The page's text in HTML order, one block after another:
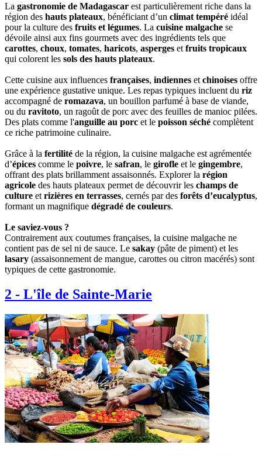
La gastronomie de Madagascar est particulièrement riche dans la
région des hauts plateaux, bénéficiant d’un climat tempéré idéal
pour la culture des fruits et légumes. La cuisine malgache se
dévoile ainsi aux fins gourmets avec des ingrédients tels que
carottes, choux, tomates, haricots, asperges et fruits tropicaux
qui colorent les sols des hauts plateaux.
Cette cuisine aux influences françaises, indiennes et chinoises offre
une expérience gustative unique. Les repas typiques incluent du riz
accompagné de romazava, un bouillon parfumé à base de viande,
ou du ravitoto, un ragoût de porc avec des feuilles de manioc pilées.
Des plats comme l'anguille au porc et le poisson séché complètent
ce riche patrimoine culinaire.
Grâce à la fertilité de la région, la cuisine malgache est agrémentée
d’épices comme le poivre, le safran, le girofle et le gingembre,
offrant des plats brillamment assaisonnés. Explorer la région
agricole des hauts plateaux permet de découvrir les champs de
culture et rizières en terrasses, cernés par des forêts d’eucalyptus,
formant un magnifique dégradé de couleurs.
Le saviez-vous ?
Contrairement aux coutumes françaises, la cuisine malgache ne
contient pas de sel ni de sauce. Le sakay (pâte de piment) et les
lasary (assaisonnement de mangue, carottes ou citron macérés) sont
typiques de cette gastronomie.
2 - L'île de Sainte-Marie